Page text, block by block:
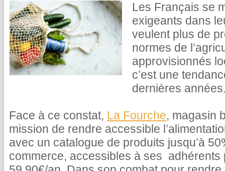
Les Français se
exigeants dans
veulent plus de
normes de
approvisionnés
c’est une
dernières
Face à ce constat, La Fourche, magasin
mission de rendre accessible
avec un catalogue de produits jusqu’à
commerce, accessibles à ses adhérents